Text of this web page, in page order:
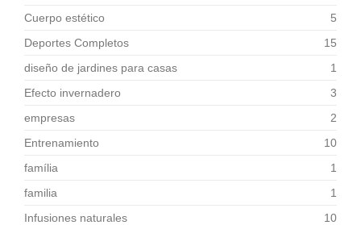
Cuerpo estético
5
Deportes Completos
15
diseño de jardines para casas
1
Efecto invernadero
3
empresas
2
Entrenamiento
10
família
1
familia
1
Infusiones naturales
10